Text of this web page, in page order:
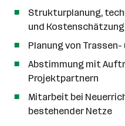
Strukturplanung,
und Kostenschätzung
Planung von
Abstimmung mit
Projektpartnern
Mitarbeit bei
bestehender Netze